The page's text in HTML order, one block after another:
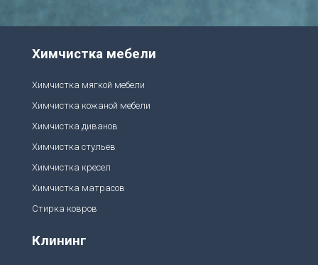
Химчистка мебели
Химчистка мягкой мебели
Химчистка кожаной мебели
Химчистка диванов
Химчистка стульев
Химчистка кресел
Химчистка матрасов
Стирка ковров
Клининг